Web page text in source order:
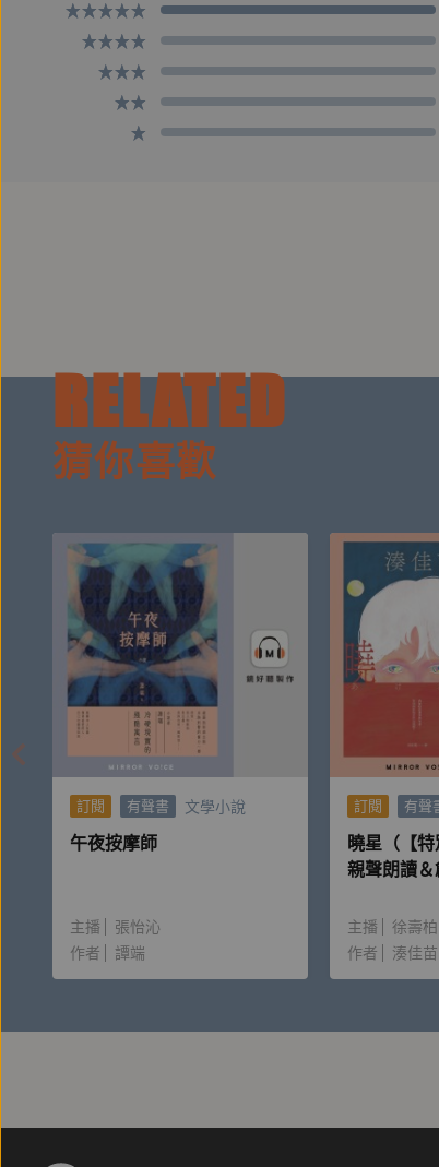
4.逗點編輯部提醒您，於公共場合翻閱太宰
【推薦紀錄】
◎一尾台灣土產搖滾樂隊‧拍謝少年 愛讀書
◎文學評論家奧野健男：「不論是喜歡太宰
也會是絕後。」
有名，但肯定會是太宰治。」
【作者簡介】
太宰治（1909-1948）
本名津島修治，生於青森縣北津輕郡金木村
《斜陽》等也是日本家喻戶曉的作品。在他
為人，我很抱歉」的想法後，不久便與女讀
上最終的謎霧。
或許是半自傳作品《人間失格》的主角形象
頭三島由紀夫都無法否認其美學成就。這些
路徑。
RELATED
猜你喜歡
訂閱 有聲書 文學小說
午夜按摩師
主播
張怡沁
作者
譚端
訂閱 有聲
曉星（【
親聲朗讀＆
主播 徐壽柏
作者
湊佳苗